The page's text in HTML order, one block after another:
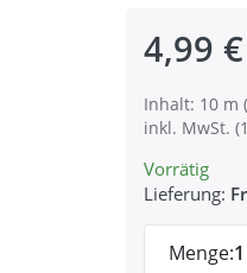
4,99 €
Inhalt: 10 m
inkl. MwSt.
Vorrätig
Lieferung:
Menge:1